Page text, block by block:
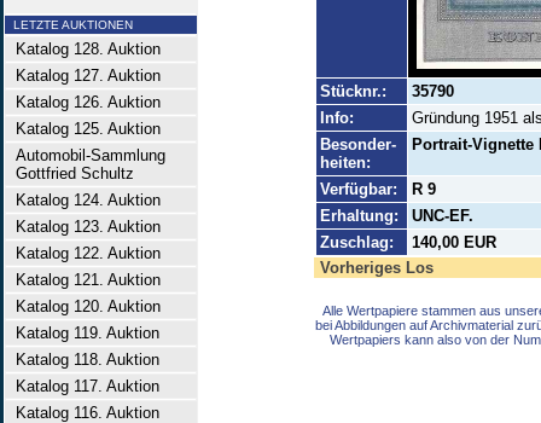
LETZTE AUKTIONEN
Katalog 128. Auktion
Katalog 127. Auktion
Katalog 126. Auktion
Katalog 125. Auktion
Automobil-Sammlung
Gottfried Schultz
Katalog 124. Auktion
Katalog 123. Auktion
Katalog 122. Auktion
Katalog 121. Auktion
Katalog 120. Auktion
Katalog 119. Auktion
Katalog 118. Auktion
Katalog 117. Auktion
Katalog 116. Auktion
Stücknr.:
35790
Info:
Gründung 1951
Besonder-
heiten:
Portrait-Vignette
Verfügbar:
R 9
Erhaltung:
UNC-EF.
Zuschlag:
140,00 EUR
Vorheriges Los
Alle Wertpapiere stammen aus
bei Abbildungen auf Archivmaterial
Wertpapiers kann also von der